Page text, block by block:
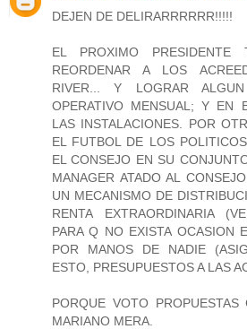
DEJEN DE DELIRARRRRRR!!!!!
EL PROXIMO
REORDENAR A LOS
RIVER... Y LOGRAR
OPERATIVO MENSUAL; Y EN
LAS INSTALACIONES. POR
EL FUTBOL DE LOS
EL CONSEJO EN SU
MANAGER ATADO AL
UN MECANISMO DE
RENTA EXTRAORDINARIA
PARA Q NO EXISTA OCASION
POR MANOS DE NADIE
ESTO, PRESUPUESTOS A LAS
PORQUE VOTO
MARIANO MERA.